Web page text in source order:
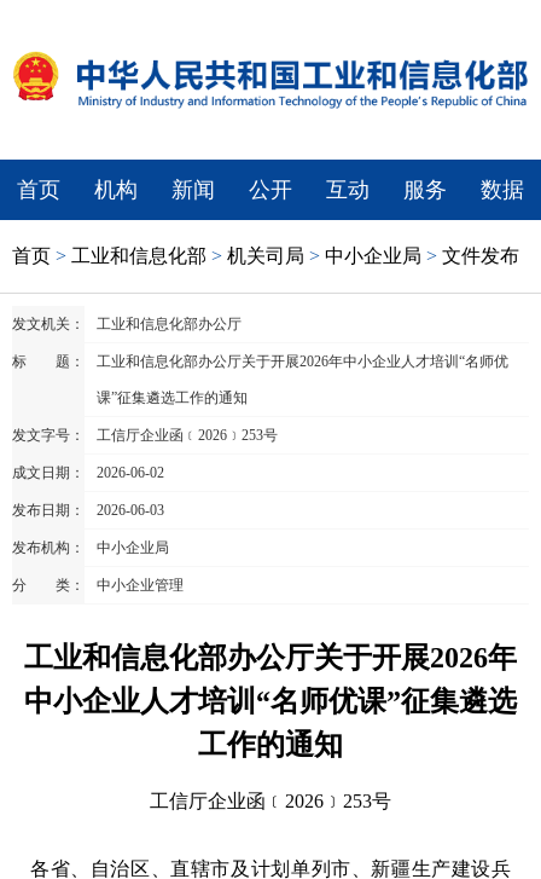
首页 机构 新闻 公开 互动 服务 数据
首页 > 工业和信息化部 > 机关司局 > 中小企业局 > 文件发布
发文机关： 工业和信息化部办公厅
标 题： 工业和信息化部办公厅关于开展2026年中小企业人才培训“名师优
课”征集遴选工作的通知
发文字号： 工信厅企业函﹝2026﹞253号
成文日期： 2026-06-02
发布日期： 2026-06-03
发布机构： 中小企业局
分 类： 中小企业管理
工业和信息化部办公厅关于开展2026年
中小企业人才培训“名师优课”征集遴选
工作的通知
工信厅企业函﹝2026﹞253号
各省、自治区、直辖市及计划单列市、新疆生产建设兵